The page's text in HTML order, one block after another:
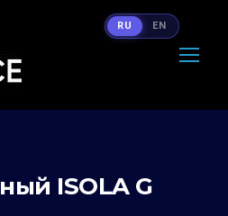
ISOLA G
RU EN